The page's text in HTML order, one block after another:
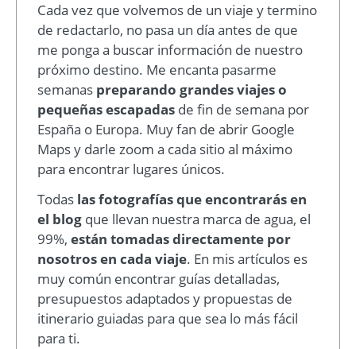
Cada vez que volvemos de un viaje y termino
de redactarlo, no pasa un día antes de que
me ponga a buscar información de nuestro
próximo destino. Me encanta pasarme
semanas preparando grandes viajes o
pequeñas escapadasde fin de semana por
España o Europa. Muy fan de abrir Google
Maps y darle zoom a cada sitio al máximo
para encontrar lugares únicos.
Todas las fotografías que encontrarás en
el blogque llevan nuestra marca de agua, el
99%, están tomadas directamente por
nosotros en cada viaje. En mis artículos es
muy común encontrar guías detalladas,
presupuestos adaptados y propuestas de
itinerario guiadas para que sea lo más fácil
para ti.